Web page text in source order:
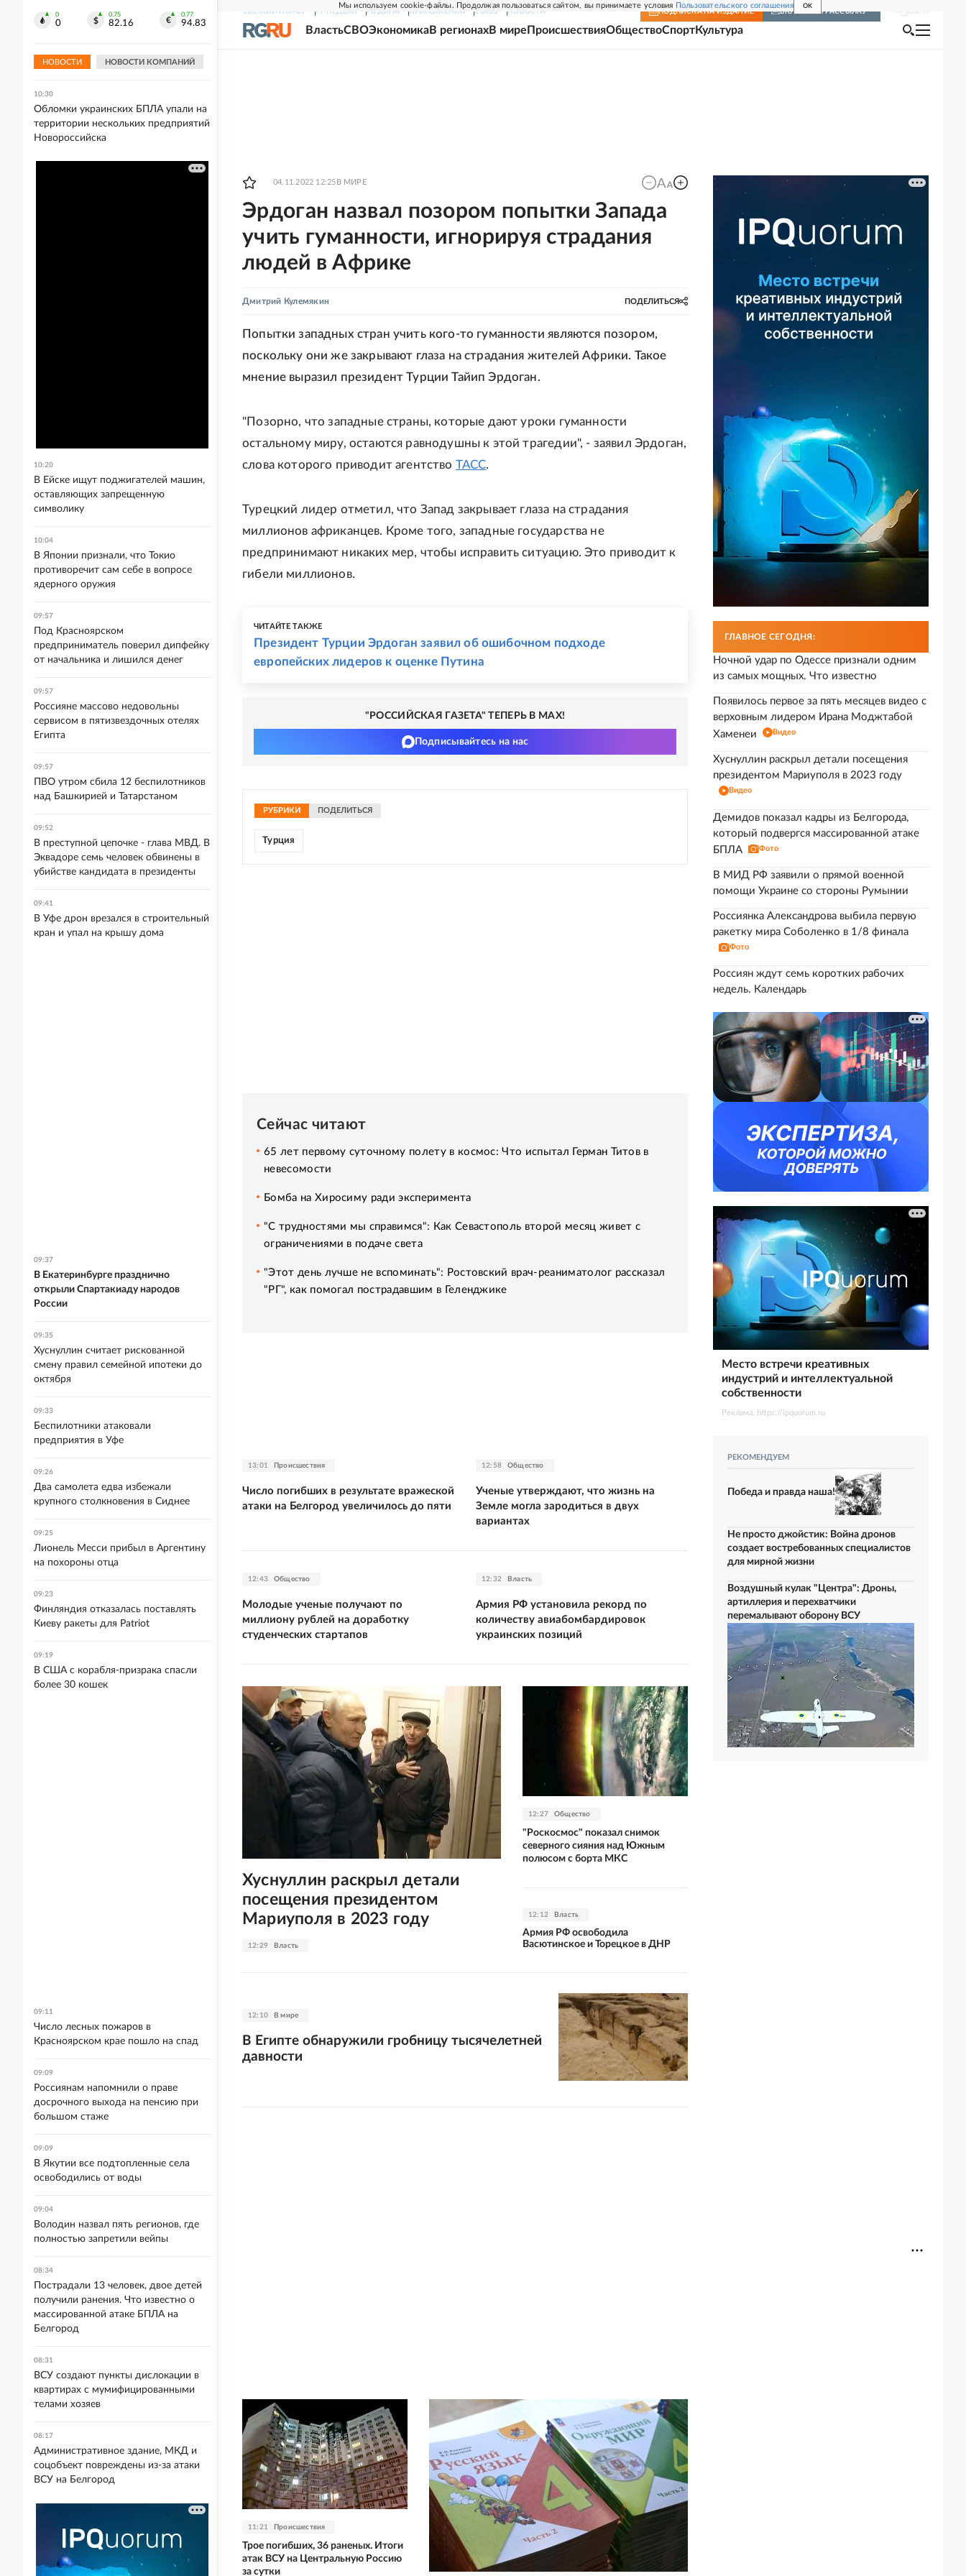
Мы используем cookie-файлы. Продолжая пользоваться сайтом, вы принимаете условия Пользовательского соглашения OK
СВЕЖИЙ НОМЕР РГ-НЕДЕЛЯ РОДИНА ПРИЛОЖЕНИЯ СОЮЗ НОВОСТИ ПОДПИСКА НА ИЗДАНИЕ ВКЛЮЧИТЬ РАССЫЛКУ
ВластьСВОЭкономикаВ регионахВ мире ПроисшествияОбществоСпортКультура
04.11.2022 12:25 В МИРЕ
Эрдоган назвал позором попытки Запада
учить гуманности, игнорируя страдания
людей в Африке
Дмитрий Кулемякин ПОДЕЛИТЬСЯ
Попытки западных стран учить кого-то гуманности являются позором,
поскольку они же закрывают глаза на страдания жителей Африки. Такое
мнение выразил президент Турции Тайип Эрдоган.
"Позорно, что западные страны, которые дают уроки гуманности
остальному миру, остаются равнодушны к этой трагедии", - заявил Эрдоган,
слова которого приводит агентство ТАСС.
Турецкий лидер отметил, что Запад закрывает глаза на страдания
миллионов африканцев. Кроме того, западные государства не
предпринимают никаких мер, чтобы исправить ситуацию. Это приводит к
гибели миллионов.
ЧИТАЙТЕ ТАКЖЕ
Президент Турции Эрдоган заявил об ошибочном подходе
европейских лидеров к оценке Путина
"РОССИЙСКАЯ ГАЗЕТА" ТЕПЕРЬ В MAX!
Подписывайтесь на нас
РУБРИКИ ПОДЕЛИТЬСЯ
Турция
Сейчас читают
65 лет первому суточному полету в космос: Что испытал Герман Титов в
невесомости
Бомба на Хиросиму ради эксперимента
"С трудностями мы справимся": Как Севастополь второй месяц живет с
ограничениями в подаче света
"Этот день лучше не вспоминать": Ростовский врач-реаниматолог рассказал
"РГ", как помогал пострадавшим в Геленджике
13:01 Происшествия
Число погибших в результате вражеской
атаки на Белгород увеличилось до пяти
12:58 Общество
Ученые утверждают, что жизнь на
Земле могла зародиться в двух
вариантах
12:43 Общество
Молодые ученые получают по
миллиону рублей на доработку
студенческих стартапов
12:32 Власть
Армия РФ установила рекорд по
количеству авиабомбардировок
украинских позиций
12:29 Власть
Хуснуллин раскрыл детали
посещения президентом
Мариуполя в 2023 году
12:27 Общество
"Роскосмос" показал снимок
северного сияния над Южным
полюсом с борта МКС
12:12 Власть
Армия РФ освободила
Васютинское и Торецкое в ДНР
12:10 В мире
В Египте обнаружили гробницу тысячелетней
давности
11:21 Происшествия
Трое погибших, 36 раненых. Итоги
атак ВСУ на Центральную Россию
за сутки
ГЛАВНОЕ СЕГОДНЯ:
Ночной удар по Одессе признали одним
из самых мощных. Что известно
Появилось первое за пять месяцев видео с
верховным лидером Ирана Моджтабой
Хаменеи
Видео
Хуснуллин раскрыл детали посещения
президентом Мариуполя в 2023 году
Видео
Демидов показал кадры из Белгорода,
который подвергся массированной атаке
БПЛА
Фото
В МИД РФ заявили о прямой военной
помощи Украине со стороны Румынии
Россиянка Александрова выбила первую
ракетку мира Соболенко в 1/8 финала
Фото
Россиян ждут семь коротких рабочих
недель. Календарь
Место встречи креативных
индустрий и интеллектуальной
собственности
Реклама. https://ipquorum.ru
РЕКОМЕНДУЕМ
Победа и правда наша!
Не просто джойстик: Война дронов
создает востребованных специалистов
для мирной жизни
Воздушный кулак "Центра": Дроны,
артиллерия и перехватчики
перемалывают оборону ВСУ
0
0
0.75
82.16
0.77
94.83
НОВОСТИ НОВОСТИ КОМПАНИЙ
10:44
автографов
10:30
Обломки украинских БПЛА упали на
территории нескольких предприятий
Новороссийска
10:20
В Ейске ищут поджигателей машин,
оставляющих запрещенную
символику
10:04
В Японии признали, что Токио
противоречит сам себе в вопросе
ядерного оружия
09:57
Под Красноярском
предприниматель поверил дипфейку
от начальника и лишился денег
09:57
Россияне массово недовольны
сервисом в пятизвездочных отелях
Египта
09:57
ПВО утром сбила 12 беспилотников
над Башкирией и Татарстаном
09:52
В преступной цепочке - глава МВД. В
Эквадоре семь человек обвинены в
убийстве кандидата в президенты
09:41
В Уфе дрон врезался в строительный
кран и упал на крышу дома
09:37
В Екатеринбурге празднично
открыли Спартакиаду народов
России
09:35
Хуснуллин считает рискованной
смену правил семейной ипотеки до
октября
09:33
Беспилотники атаковали
предприятия в Уфе
09:26
Два самолета едва избежали
крупного столкновения в Сиднее
09:25
Лионель Месси прибыл в Аргентину
на похороны отца
09:23
Финляндия отказалась поставлять
Киеву ракеты для Patriot
09:19
В США с корабля-призрака спасли
более 30 кошек
09:11
Число лесных пожаров в
Красноярском крае пошло на спад
09:09
Россиянам напомнили о праве
досрочного выхода на пенсию при
большом стаже
09:09
В Якутии все подтопленные села
освободились от воды
09:04
Володин назвал пять регионов, где
полностью запретили вейпы
08:34
Пострадали 13 человек, двое детей
получили ранения. Что известно о
массированной атаке БПЛА на
Белгород
08:31
ВСУ создают пункты дислокации в
квартирах с мумифицированными
телами хозяев
08:17
Административное здание, МКД и
соцобъект повреждены из-за атаки
ВСУ на Белгород